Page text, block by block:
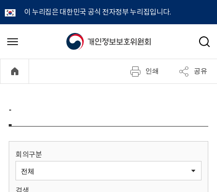
이 누리집은 대한민국 공식 전자정부 누리집입니다.
개
정
보
메
기
검
인쇄 공유
-
회의구분